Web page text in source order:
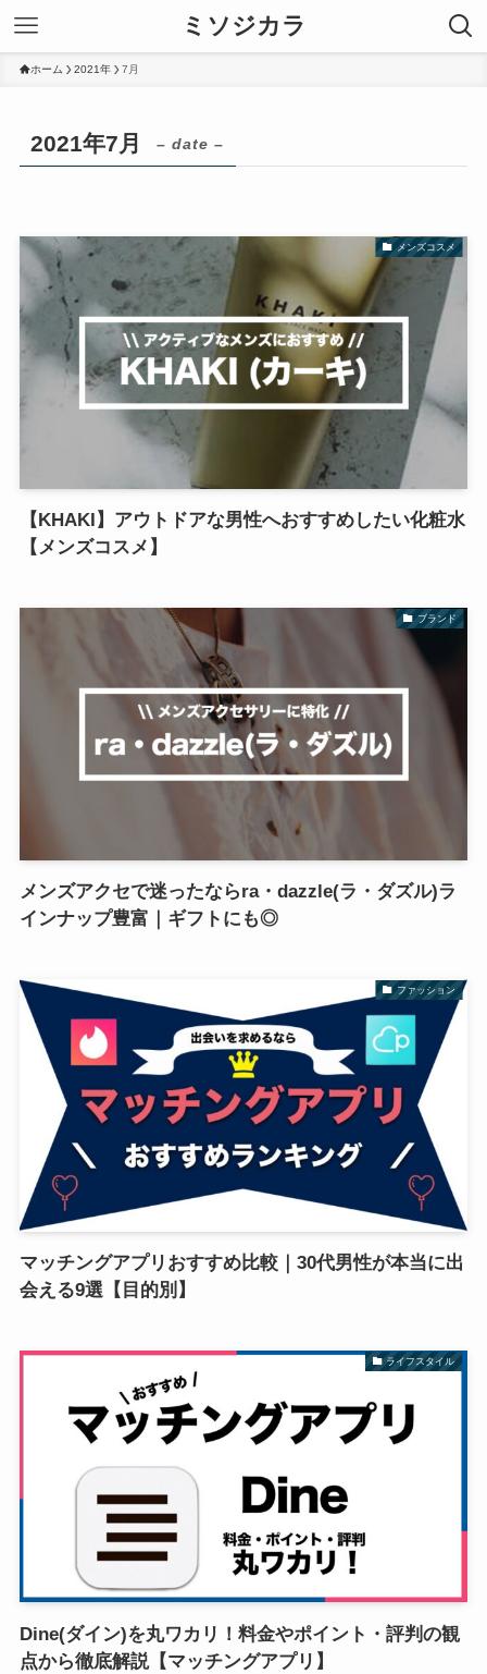
ミソジカラ
ホーム 2021年 7月
2021年7月 – date –
メンズコスメ
【KHAKI】アウトドアな男性へおすすめしたい化粧水
【メンズコスメ】
ブランド
メンズアクセで迷ったならra・dazzle(ラ・ダズル)ラ
インナップ豊富｜ギフトにも◎
ファッション
マッチングアプリおすすめ比較｜30代男性が本当に出
会える9選【目的別】
ライフスタイル
Dine(ダイン)を丸ワカリ！料金やポイント・評判の観
点から徹底解説【マッチングアプリ】